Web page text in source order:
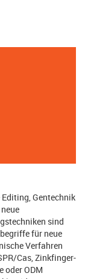
Editing, Gentechnik
sind
für neue
Verfahren
Cas, Zinkfinger-
oder ODM